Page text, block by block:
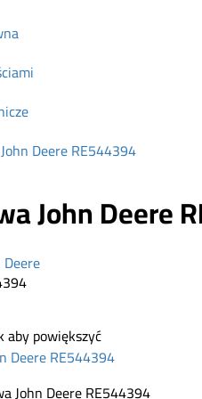
Deere RE544394
John Deere
aby powiększyć